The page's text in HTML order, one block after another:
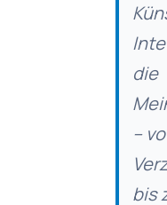
die
–
bis